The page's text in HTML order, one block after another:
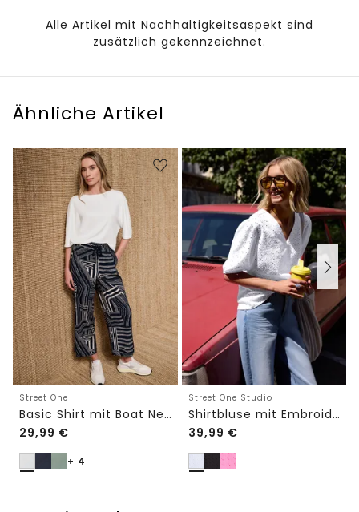
Alle Artikel mit Nachhaltigkeitsaspekt sind
zusätzlich gekennzeichnet.
Ähnliche Artikel
Street One
Basic Shirt mit Boat Neck und Elastikbund
29,99 €
+ 4
Street One Studio
Shirtbluse mit Embroidery-Front
39,99 €